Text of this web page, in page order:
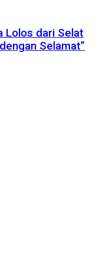
Lolos dari Selat
Selamat”